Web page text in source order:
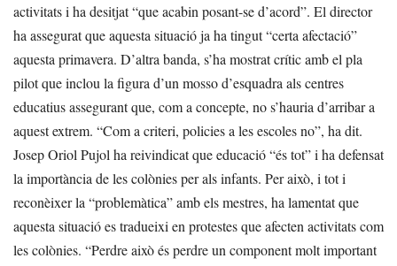
activitats i ha desitjat “que acabin posant-se d’acord”. El director
ha assegurat que aquesta situació ja ha tingut “certa afectació”
aquesta primavera. D’altra banda, s’ha mostrat crític amb el pla
pilot que inclou la figura d’un mosso d’esquadra als centres
educatius assegurant que, com a concepte, no s’hauria d’arribar a
aquest extrem. “Com a criteri, policies a les escoles no”, ha dit.
Josep Oriol Pujol ha reivindicat que educació “és tot” i ha defensat
la importància de les colònies per als infants. Per això, i tot i
reconèixer la “problemàtica” amb els mestres, ha lamentat que
aquesta situació es tradueixi en protestes que afecten activitats com
les colònies. “Perdre això és perdre un component molt important